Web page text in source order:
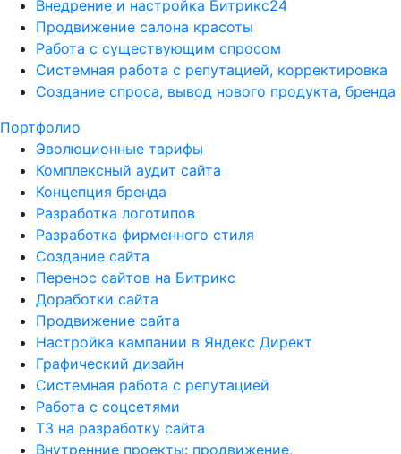
Внедрение и настройка Битрикс24
Продвижение салона красоты
Работа с существующим спросом
Системная работа с репутацией, корректировка
Создание спроса, вывод нового продукта, бренда
Портфолио
Эволюционные тарифы
Комплексный аудит сайта
Концепция бренда
Разработка логотипов
Разработка фирменного стиля
Создание сайта
Перенос сайтов на Битрикс
Доработки сайта
Продвижение сайта
Настройка кампании в Яндекс Директ
Графический дизайн
Системная работа с репутацией
Работа с соцсетями
ТЗ на разработку сайта
Внутренние проекты: продвижение,